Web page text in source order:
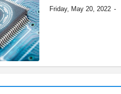
Friday, May 20, 2022